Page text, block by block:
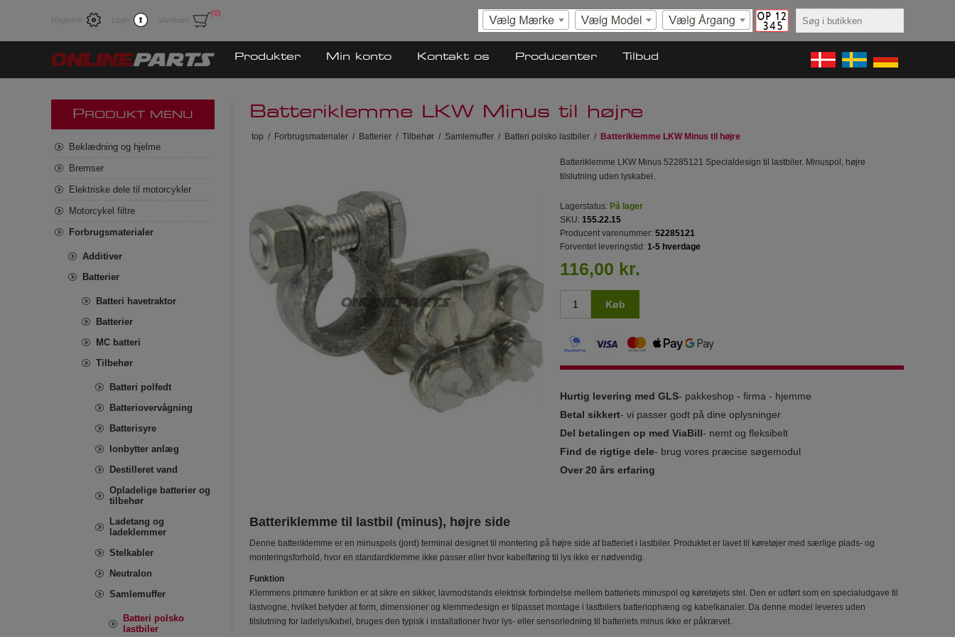
Registrér Login Varekurv
(0)
Produkter Min konto Kontakt os Producenter Tilbud
Batteriklemme LKW Minus til højre
top / Forbrugsmaterialer / Batterier / Tilbehør / Samlemuffer / Batteri polsko lastbiler / Batteriklemme LKW Minus til højre
Batteriklemme LKW Minus 52285121 Specialdesign til lastbiler. Minuspol, højre
tilslutning uden lyskabel.
Lagerstatus: På lager
SKU: 155.22.15
Producent varenummer: 52285121
Forventet leveringstid: 1-5 hverdage
116,00 kr.
Køb
Hurtig levering med GLS- pakkeshop - firma - hjemme
Betal sikkert- vi passer godt på dine oplysninger
Del betalingen op med ViaBill- nemt og fleksibelt
Find de rigtige dele- brug vores præcise søgemodul
Over 20 års erfaring
Batteriklemme til lastbil (minus), højre side
Denne batteriklemme er en minuspols (jord) terminal designet til montering på højre side af batteriet i lastbiler. Produktet er lavet til køretøjer med særlige plads- og
monteringsforhold, hvor en standardklemme ikke passer eller hvor kabelføring til lys ikke er nødvendig.
Funktion
Klemmens primære funktion er at sikre en sikker, lavmodstands elektrisk forbindelse mellem batteriets minuspol og køretøjets stel. Den er udført som en specialudgave til
lastvogne, hvilket betyder at form, dimensioner og klemmedesign er tilpasset montage i lastbilers batteriophæng og kabelkanaler. Da denne model leveres uden
tilslutning for ladelys/kabel, bruges den typisk i installationer hvor lys- eller sensorledning til batteriets minus ikke er påkrævet.
P RODUKT MENU
Beklædning og hjelme
Bremser
Elektriske dele til motorcykler
Motorcykel filtre
Forbrugsmaterialer
Additiver
Batterier
Batteri havetraktor
Batterier
MC batteri
Tilbehør
Batteri polfedt
Batteriovervågning
Batterisyre
Ionbytter anlæg
Destilleret vand
Opladelige batterier og
tilbehør
Ladetang og
ladeklemmer
Stelkabler
Neutralon
Samlemuffer
Batteri polsko
lastbiler